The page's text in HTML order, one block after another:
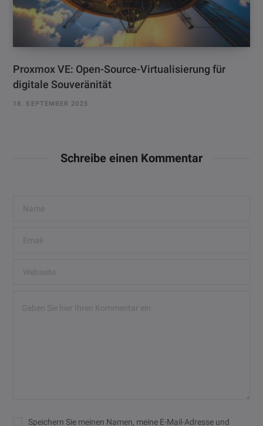
Proxmox VE: Open-Source-Virtualisierung für
digitale Souveränität
18. SEPTEMBER 2025
Schreibe einen Kommentar
Speichern Sie meinen Namen, meine E-Mail-Adresse und